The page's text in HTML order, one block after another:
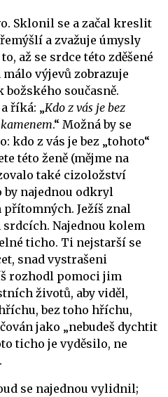
Sklonil se a začal kreslit
a zvažuje úmysly
až se srdce této zděšené
výjevů zobrazuje
současně.
říká: „Kdo z vás je bez
.“ Možná by se
kdo z vás je bez „tohoto“
této ženě (mějme na
také cizoložství
by najednou odkryl
Ježíš znal
Najednou kolem
ticho. Ti nejstarší se
snad vystrašeni
rozhodl pomoci jim
životů, aby viděl,
bez toho hříchu,
jako „nebudeš dychtit
ticho je vyděsilo, ne
se najednou vylidnil;